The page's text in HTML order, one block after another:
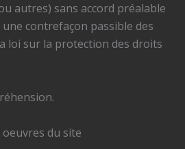
autres) sans accord préalable
contrefaçon passible des
loi sur la protection des droits
oeuvres du site